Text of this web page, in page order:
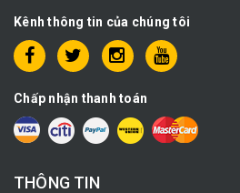
Kênh thông tin của chúng tôi
Chấp nhận thanh toán
THÔNG TIN